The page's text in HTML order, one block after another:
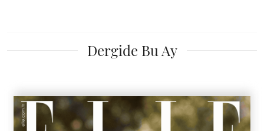
Dergide Bu Ay